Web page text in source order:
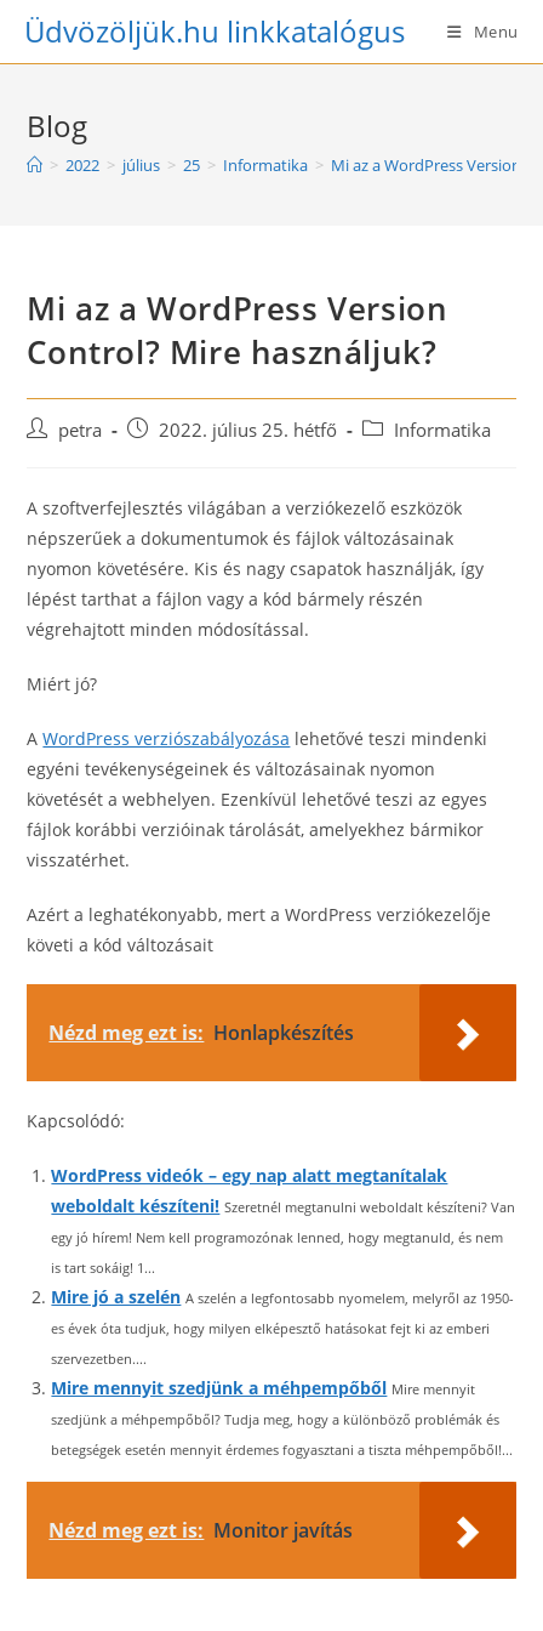
SkipÜdvözöljük.hu linkkatalógus Menu
Blog
> 2022 > július > 25 > Informatika > Mi az a WordPress Version
Mi az a WordPress Version
Control? Mire használjuk?
Postpetra
Post2022. július 25. hétfő
PostInformatika
A szoftverfejlesztés világában a verziókezelő eszközök
népszerűek a dokumentumok és fájlok változásainak
nyomon követésére. Kis és nagy csapatok használják, így
lépést tarthat a fájlon vagy a kód bármely részén
végrehajtott minden módosítással.
Miért jó?
AWordPress verziószabályozása lehetővé teszi mindenki
egyéni tevékenységeinek és változásainak nyomon
követését a webhelyen. Ezenkívül lehetővé teszi az egyes
fájlok korábbi verzióinak tárolását, amelyekhez bármikor
visszatérhet.
Azért a leghatékonyabb, mert a WordPress verziókezelője
követi a kód változásait
Nézd meg ezt is: Honlapkészítés
Kapcsolódó:
WordPress videók – egy nap alatt megtanítalak
weboldalt készíteni! Szeretnél megtanulni weboldalt készíteni? Van
egy jó hírem! Nem kell programozónak lenned, hogy megtanuld, és nem
is tart sokáig! 1...
Mire jó a szelén A szelén a legfontosabb nyomelem, melyről az 1950-
es évek óta tudjuk, hogy milyen elképesztő hatásokat fejt ki az emberi
szervezetben....
Mire mennyit szedjünk a méhpempőből Mire mennyit
szedjünk a méhpempőből? Tudja meg, hogy a különböző problémák és
betegségek esetén mennyit érdemes fogyasztani a tiszta méhpempőből!...
Nézd meg ezt is: Monitor javítás